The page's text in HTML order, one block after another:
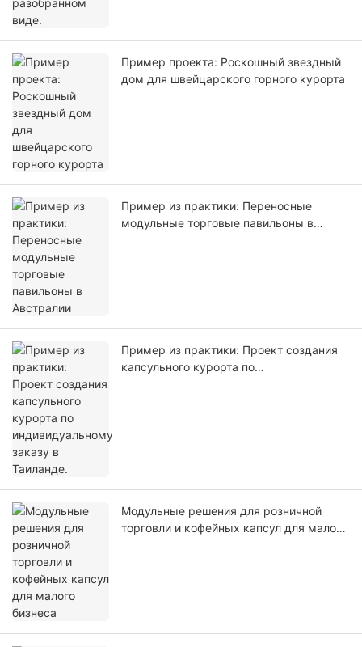
Пример проекта: Роскошный звездный
дом для швейцарского горного курорта
Пример из практики: Переносные
модульные торговые павильоны в
Пример из практики: Проект создания
капсульного курорта по
Модульные решения для розничной
торговли и кофейных капсул для малого